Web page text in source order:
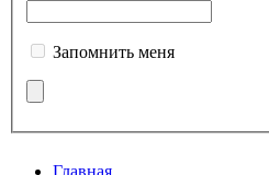
Запомнить меня
Главная